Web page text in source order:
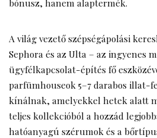
bónusz, hanem alaptermék.
A világ vezető szépségápolási
Sephora és az Ulta – az ingyenes
ügyfélkapcsolat-építés fő
parfümhouseok 5–7 darabos illat-
kínálnak, amelyekkel hetek alatt
teljes kollekcióból a hozzád
hatóanyagú szérumok és a